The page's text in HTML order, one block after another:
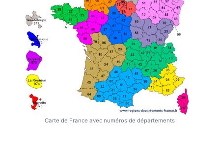
Carte de France avec numéros de départements